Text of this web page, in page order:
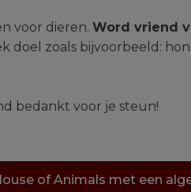
voor dieren. Word vriend
doel zoals bijvoorbeeld:
bedankt voor je steun!
of Animals met een